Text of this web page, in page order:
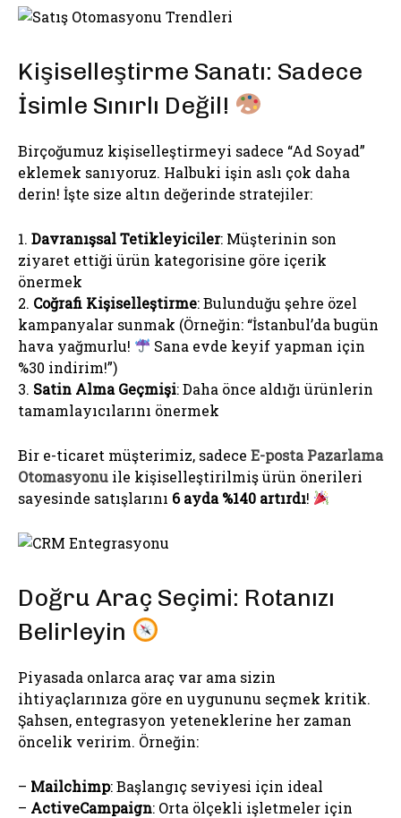
Kişiselleştirme Sanatı: Sadece
İsimle Sınırlı Değil!
Birçoğumuz kişiselleştirmeyi sadece “Ad Soyad”
eklemek sanıyoruz. Halbuki işin aslı çok daha
derin! İşte size altın değerinde stratejiler:
1. Davranışsal Tetikleyiciler: Müşterinin son
ziyaret ettiği ürün kategorisine göre içerik
önermek
2. Coğrafi Kişiselleştirme: Bulunduğu şehre özel
kampanyalar sunmak (Örneğin: “İstanbul’da bugün
hava yağmurlu!
Sana evde keyif yapman için
%30 indirim!”)
3. Satin Alma Geçmişi: Daha önce aldığı ürünlerin
tamamlayıcılarını önermek
Bir e-ticaret müşterimiz, sadece E-posta Pazarlama
Otomasyonu ile kişiselleştirilmiş ürün önerileri
sayesinde satışlarını 6 ayda %140 artırdı!
Doğru Araç Seçimi: Rotanızı
Belirleyin
Piyasada onlarca araç var ama sizin
ihtiyaçlarınıza göre en uygununu seçmek kritik.
Şahsen, entegrasyon yeteneklerine her zaman
öncelik veririm. Örneğin:
– Mailchimp: Başlangıç seviyesi için ideal
– ActiveCampaign: Orta ölçekli işletmeler için